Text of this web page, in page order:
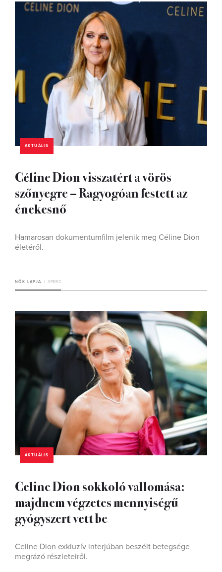
AKTUÁLIS
Céline Dion visszatért a vörös
szőnyegre – Ragyogóan festett az
énekesnő
Hamarosan dokumentumfilm jelenik meg Céline Dion
életéről.
NŐK LAPJA 3 PERC
AKTUÁLIS
Celine Dion sokkoló vallomása:
majdnem végzetes mennyiségű
gyógyszert vett be
Celine Dion exkluzív interjúban beszélt betegsége
megrázó részleteiről.